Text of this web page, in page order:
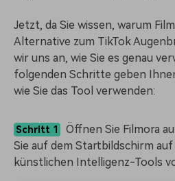
Jetzt, da Sie wissen, warum
Alternative zum TikTok
wir uns an, wie Sie es genau
folgenden Schritte geben
wie Sie das Tool verwenden:
Schritt 1
Öffnen Sie Filmora
Sie auf dem Startbildschirm auf
künstlichen Intelligenz-Tools